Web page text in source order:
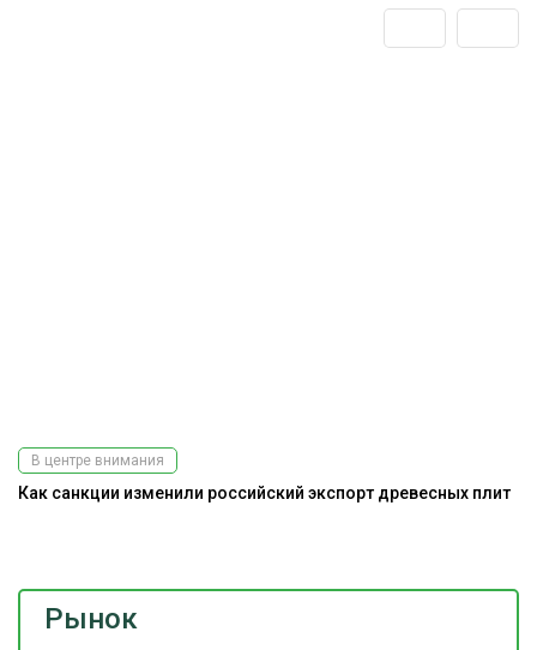
Рынок
В центре внимания
Как санкции изменили российский экспорт древесных плит